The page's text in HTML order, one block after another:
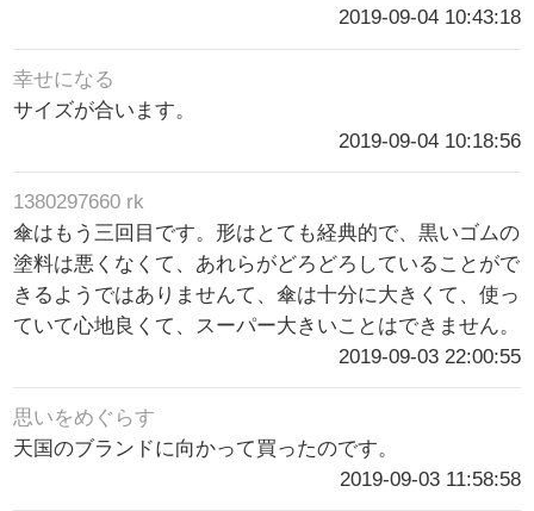
2019-09-04 10:43:18
幸せになる
サイズが合います。
2019-09-04 10:18:56
1380297660 rk
傘はもう三回目です。形はとても経典的で、黒いゴムの
塗料は悪くなくて、あれらがどろどろしていることがで
きるようではありませんて、傘は十分に大きくて、使っ
ていて心地良くて、スーパー大きいことはできません。
2019-09-03 22:00:55
思いをめぐらす
天国のブランドに向かって買ったのです。
2019-09-03 11:58:58